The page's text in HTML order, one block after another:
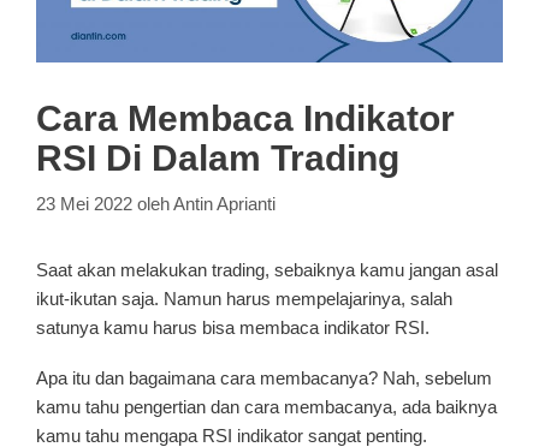
Cara Membaca Indikator
RSI Di Dalam Trading
23 Mei 2022 olehAntin Aprianti
Saat akan melakukan trading, sebaiknya kamu jangan asal
ikut-ikutan saja. Namun harus mempelajarinya, salah
satunya kamu harus bisa membaca indikator RSI.
Apa itu dan bagaimana cara membacanya? Nah, sebelum
kamu tahu pengertian dan cara membacanya, ada baiknya
kamu tahu mengapa RSI indikator sangat penting.